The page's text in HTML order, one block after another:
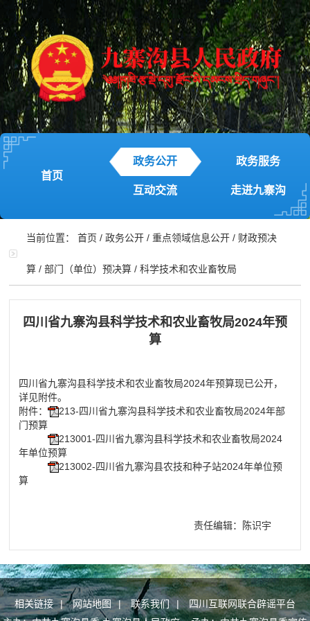
首页
政务公开 政务服务
互动交流 走进九寨沟
当前位置：首页 /政务公开 /重点领域信息公开 / 财政预决
算 /部门（单位）预决算 /科学技术和农业畜牧局
四川省九寨沟县科学技术和农业畜牧局2024年预
算
四川省九寨沟县科学技术和农业畜牧局2024年预算现已公开，
详见附件。
附件：
213-四川省九寨沟县科学技术和农业畜牧局2024年部
门预算
213001-四川省九寨沟县科学技术和农业畜牧局2024
年单位预算
213002-四川省九寨沟县农技和种子站2024年单位预
算
责任编辑：陈识宇
相关链接 | 网站地图 | 联系我们 |
四川互联网联合辟谣平台